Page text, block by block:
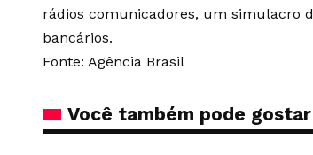
rádios comunicadores, um simulacro
bancários.
Fonte: Agência Brasil
Você também pode